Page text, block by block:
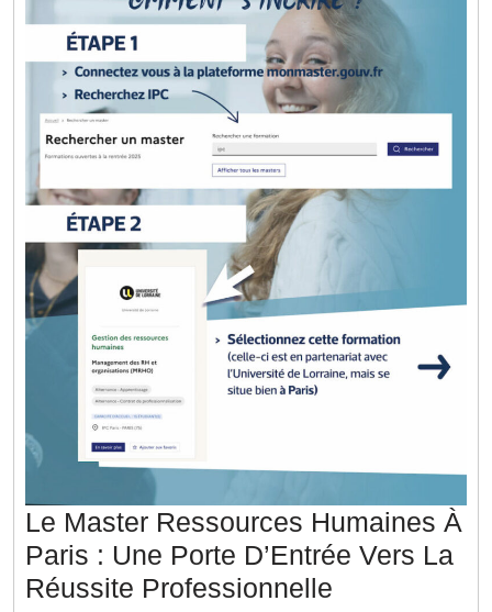
Le Master Ressources Humaines À
Paris : Une Porte D’Entrée Vers La
Réussite Professionnelle